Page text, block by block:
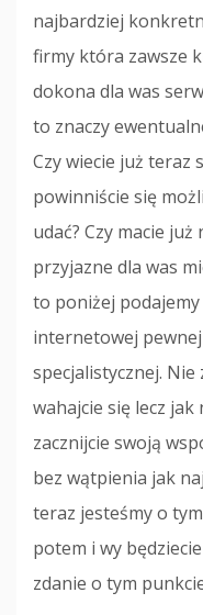
najbardziej
firmy która zawsze
dokona dla was
to znaczy
Czy wiecie już teraz
powinniście się
udać? Czy macie
przyjazne dla was
to poniżej
internetowej
specjalistycznej.
wahajcie się lecz jak
zacznijcie swoją
bez wątpienia jak
teraz jesteśmy o
potem i wy
zdanie o tym